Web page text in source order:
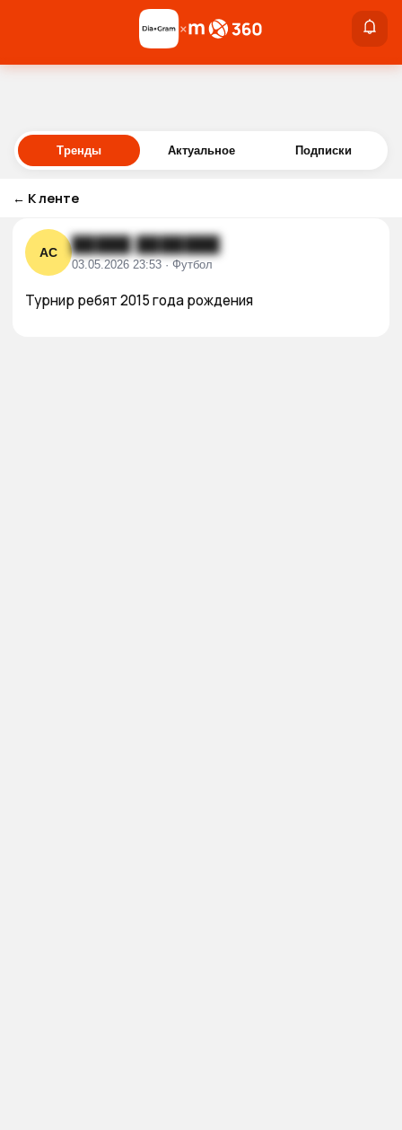
Войти
×
Тренды Актуальное Подписки
← К ленте
АС █████ ███████
03.05.2026 23:53 · Футбол
Турнир ребят 2015 года рождения